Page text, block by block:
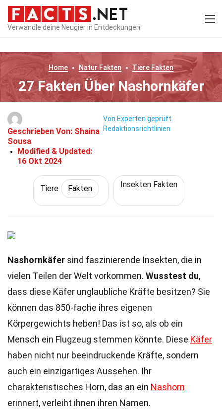
Verwandle deine Neugier in Entdeckungen
Home Natur Fakten Tiere Fakten
27 Fakten Über Nashornkäfer
Geschrieben Von: Shaina
Sousa
Modified & Updated:
16 Okt 2024
Von Experten geprüft
Redaktionsrichtlinien
Tiere Fakten Insekten Fakten
Nashornkäfer sind faszinierende Insekten, die in
vielen Teilen der Welt vorkommen. Wusstest du,
dass diese Käfer unglaubliche Kräfte besitzen? Sie
können das 850-fache ihres eigenen
Körpergewichts heben! Das ist so, als ob ein
Mensch ein Flugzeug stemmen könnte. Diese Käfer
haben nicht nur beeindruckende Kräfte, sondern
auch ein einzigartiges Aussehen. Ihr
charakteristisches Horn, das an ein Nashorn
erinnert, verleiht ihnen ihren Namen.